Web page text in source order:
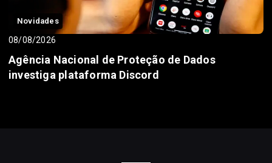
Novidades
08/08/2026
Agência Nacional de Proteção de Dados
investiga plataforma Discord